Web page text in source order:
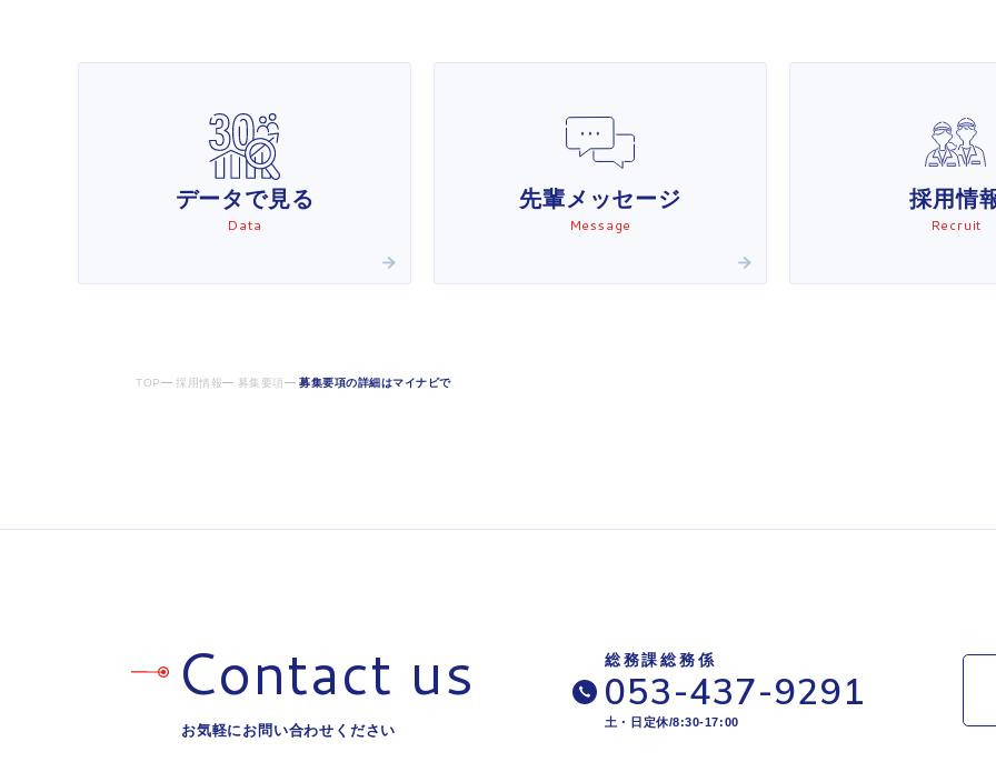
データで見る
Data
先輩メッセージ
Message
採用情
Recruit
TOP 採用情報 募集要項 募集要項の詳細はマイナビで
Contact us
お気軽にお問い合わせください
総務課総務係
053-437-9291
土・日定休/8:30-17:00